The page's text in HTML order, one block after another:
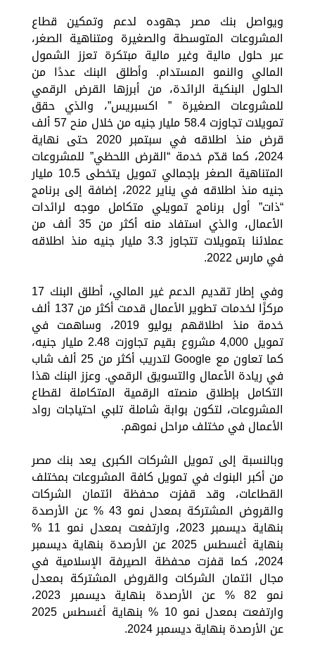
ويواصل بنك مصر جهوده لدعم وتمكين قطاع
المشروعات المتوسطة والصغيرة ومتناهية الصغر،
عبر حلول مالية وغير مالية مبتكرة تعزز الشمول
المالي والنمو المستدام. وأطلق البنك عددًا من
الحلول البنكية الرائدة، من أبرزها القرض الرقمي
للمشروعات الصغيرة ” اكسبريس”، والذي حقق
تمويلات تجاوزت 58.4 مليار جنيه من خلال منح 57 ألف
قرض منذ اطلاقه في سبتمبر 2020 حتى نهاية
2024، كما قدّم خدمة “القرض اللحظي” للمشروعات
المتناهية الصغر بإجمالي تمويل يتخطى 10.5 مليار
جنيه منذ اطلاقه في يناير 2022، إضافة إلى برنامج
“ذات” أول برنامج تمويلي متكامل موجه لرائدات
الأعمال، والذي استفاد منه أكثر من 35 ألف من
عملائنا بتمويلات تتجاوز 3.3 مليار جنيه منذ اطلاقه
في مارس 2022.
وفي إطار تقديم الدعم غير المالي، أطلق البنك 17
مركزًا لخدمات تطوير الأعمال قدمت أكثر من 137 ألف
خدمة منذ اطلاقهم يوليو 2019، وساهمت في
تمويل 4,000 مشروع بقيم تجاوزت 2.48 مليار جنيه،
كما تعاون مع Google لتدريب أكثر من 25 ألف شاب
في ريادة الأعمال والتسويق الرقمي. وعزز البنك هذا
التكامل بإطلاق منصته الرقمية المتكاملة لقطاع
المشروعات، لتكون بوابة شاملة تلبي احتياجات رواد
الأعمال في مختلف مراحل نموهم.
وبالنسبة إلى تمويل الشركات الكبرى يعد بنك مصر
من أكبر البنوك في تمويل كافة المشروعات بمختلف
القطاعات، وقد قفزت محفظة ائتمان الشركات
والقروض المشتركة بمعدل نمو 43 % عن الأرصدة
بنهاية ديسمبر 2023، وارتفعت بمعدل نمو 11 %
بنهاية أغسطس 2025 عن الأرصدة بنهاية ديسمبر
2024، كما قفزت محفظة الصيرفة الإسلامية في
مجال ائتمان الشركات والقروض المشتركة بمعدل
نمو 82 % عن الأرصدة بنهاية ديسمبر 2023،
وارتفعت بمعدل نمو 10 % بنهاية أغسطس 2025
عن الأرصدة بنهاية ديسمبر 2024.